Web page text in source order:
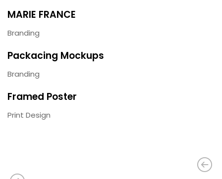
MARIE FRANCE
Branding
Packacing Mockups
Branding
Framed Poster
Print Design